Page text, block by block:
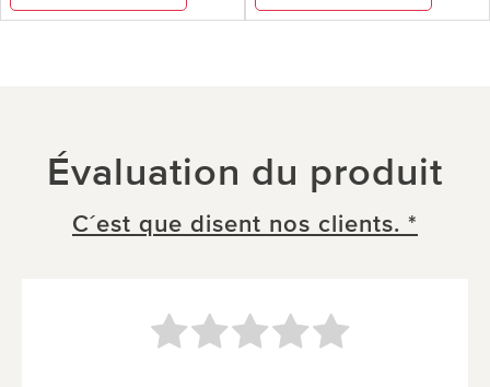
Évaluation du produit
C´est que disent nos clients. *